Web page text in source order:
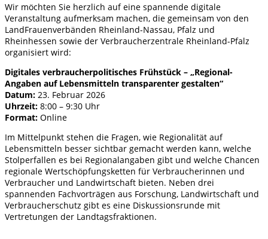
Wir möchten Sie herzlich auf eine spannende digitale
Veranstaltung aufmerksam machen, die gemeinsam von den
LandFrauenverbänden Rheinland-Nassau, Pfalz und
Rheinhessen sowie der Verbraucherzentrale Rheinland-Pfalz
organisiert wird:
Digitales verbraucherpolitisches Frühstück – „Regional-
Angaben auf Lebensmitteln transparenter gestalten“
Datum: 23. Februar 2026
Uhrzeit: 8:00 – 9:30 Uhr
Format: Online
Im Mittelpunkt stehen die Fragen, wie Regionalität auf
Lebensmitteln besser sichtbar gemacht werden kann, welche
Stolperfallen es bei Regionalangaben gibt und welche Chancen
regionale Wertschöpfungsketten für Verbraucherinnen und
Verbraucher und Landwirtschaft bieten. Neben drei
spannenden Fachvorträgen aus Forschung, Landwirtschaft und
Verbraucherschutz gibt es eine Diskussionsrunde mit
Vertretungen der Landtagsfraktionen.